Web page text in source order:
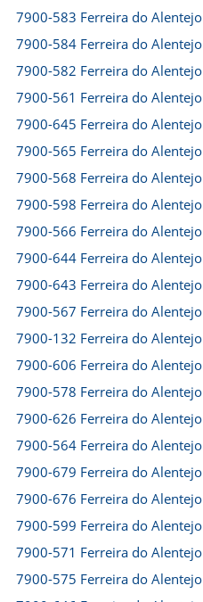
7900-583 Ferreira do Alentejo
7900-584 Ferreira do Alentejo
7900-582 Ferreira do Alentejo
7900-561 Ferreira do Alentejo
7900-645 Ferreira do Alentejo
7900-565 Ferreira do Alentejo
7900-568 Ferreira do Alentejo
7900-598 Ferreira do Alentejo
7900-566 Ferreira do Alentejo
7900-644 Ferreira do Alentejo
7900-643 Ferreira do Alentejo
7900-567 Ferreira do Alentejo
7900-132 Ferreira do Alentejo
7900-606 Ferreira do Alentejo
7900-578 Ferreira do Alentejo
7900-626 Ferreira do Alentejo
7900-564 Ferreira do Alentejo
7900-679 Ferreira do Alentejo
7900-676 Ferreira do Alentejo
7900-599 Ferreira do Alentejo
7900-571 Ferreira do Alentejo
7900-575 Ferreira do Alentejo